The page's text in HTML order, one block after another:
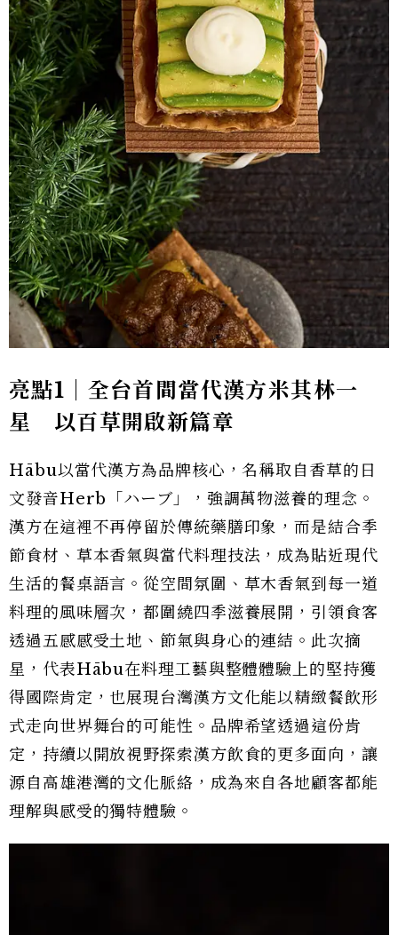
亮點1｜全台首間當代漢方米其林一
星 以百草開啟新篇章
Hābu以當代漢方為品牌核心，名稱取自香草的日
文發音Herb「ハーブ」，強調萬物滋養的理念。
漢方在這裡不再停留於傳統藥膳印象，而是結合季
節食材、草本香氣與當代料理技法，成為貼近現代
生活的餐桌語言。從空間氛圍、草木香氣到每一道
料理的風味層次，都圍繞四季滋養展開，引領食客
透過五感感受土地、節氣與身心的連結。此次摘
星，代表Hābu在料理工藝與整體體驗上的堅持獲
得國際肯定，也展現台灣漢方文化能以精緻餐飲形
式走向世界舞台的可能性。品牌希望透過這份肯
定，持續以開放視野探索漢方飲食的更多面向，讓
源自高雄港灣的文化脈絡，成為來自各地顧客都能
理解與感受的獨特體驗。